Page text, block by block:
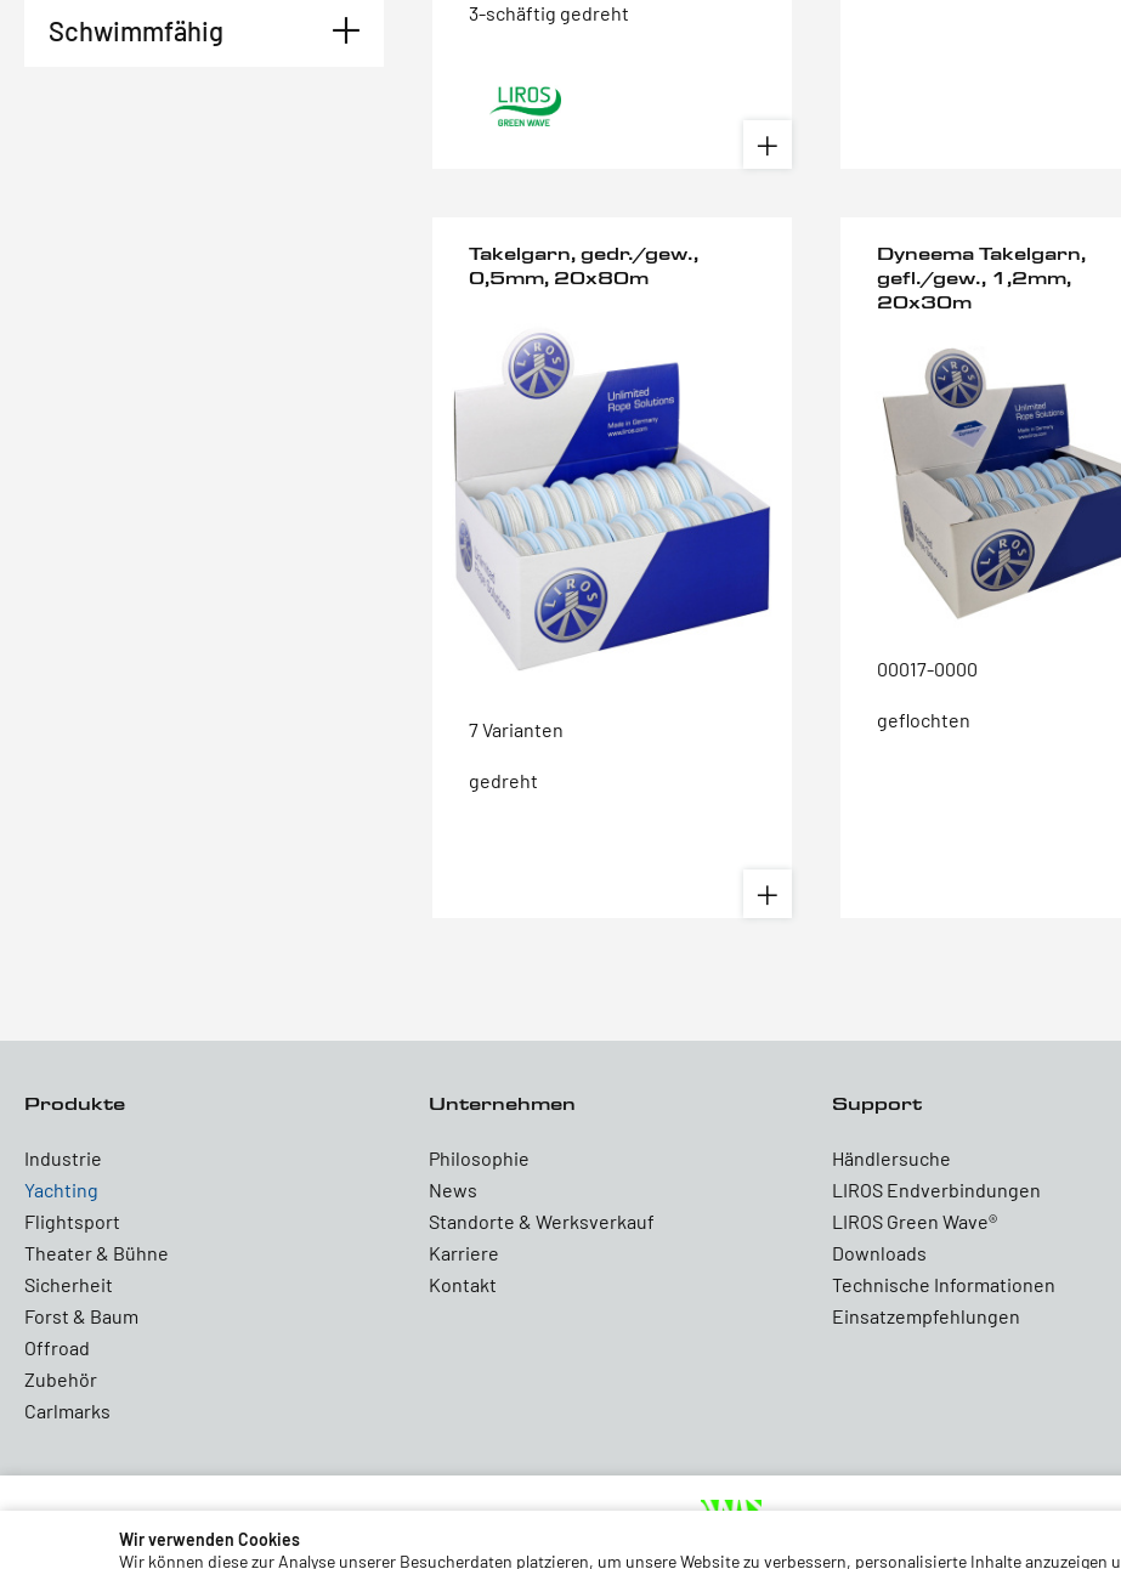
Schwimmfähig
3-schäftig gedreht
Takelgarn, gedr./gew.,
0,5mm, 20x80m
7 Varianten
gedreht
Dyneema Takelgarn,
gefl./gew., 1,2mm,
20x30m
00017-0000
geflochten
Produkte
Industrie
Yachting
Flightsport
Theater & Bühne
Sicherheit
Forst & Baum
Offroad
Zubehör
Carlmarks
Unternehmen
Philosophie
News
Standorte & Werksverkauf
Karriere
Kontakt
Support
Händlersuche
LIROS Endverbindungen
LIROS Green Wave®
Downloads
Technische Informationen
Einsatzempfehlungen
Partners and Associations
Wir verwenden Cookies
Wir können diese zur Analyse unserer Besucherdaten platzieren, um unsere Website zu verbessern, personalisierte Inhalte